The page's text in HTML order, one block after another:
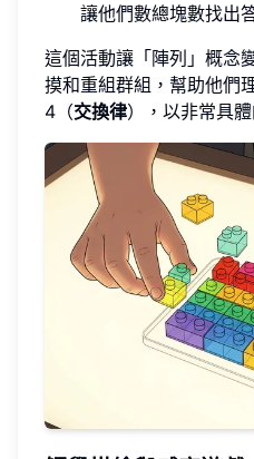
讓他們數總塊數找出
這個活動讓「陣列」概念
摸和重組群組，幫助他們
4（交換律），以非常具體